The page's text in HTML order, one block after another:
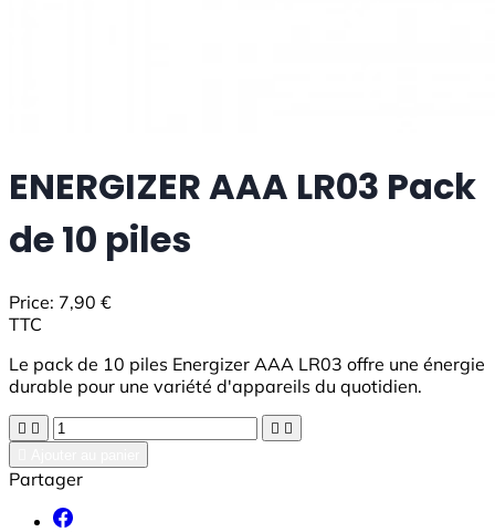
ENERGIZER AAA LR03 Pack
de 10 piles
Price: 7,90 €
TTC
Le pack de 10 piles Energizer AAA LR03 offre une énergie
durable pour une variété d'appareils du quotidien.
   
Partager